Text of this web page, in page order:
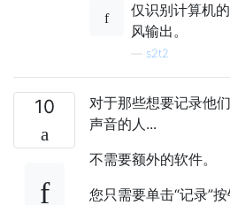
仅识别计算机
风输出。
s2t2
10
对于那些想要记录他
声音的人...
不需要额外的软件。
您只需要单击“记录”